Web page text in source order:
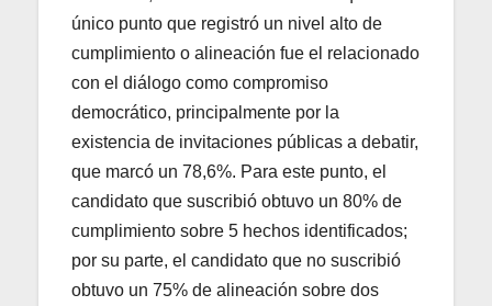
único punto que registró un nivel alto de
cumplimiento o alineación fue el relacionado
con el diálogo como compromiso
democrático, principalmente por la
existencia de invitaciones públicas a debatir,
que marcó un 78,6%. Para este punto, el
candidato que suscribió obtuvo un 80% de
cumplimiento sobre 5 hechos identificados;
por su parte, el candidato que no suscribió
obtuvo un 75% de alineación sobre dos